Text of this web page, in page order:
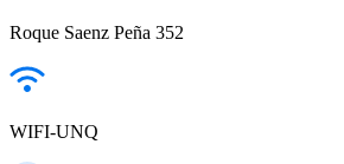
Roque Saenz Peña 352
WIFI-UNQ